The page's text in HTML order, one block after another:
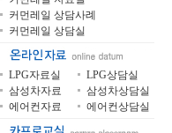
커먼레일 상담사례
커먼레일 상담실
LPG자료실
LPG상담실
삼성차자료
삼성차상담실
에어컨자료
에어컨상담실